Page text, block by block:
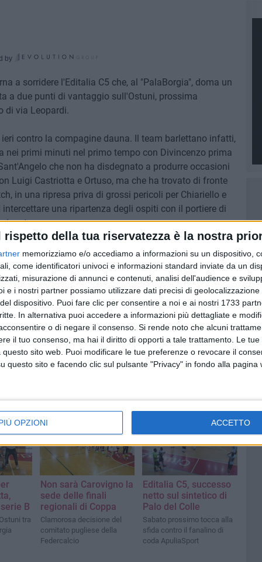
rispetto della tua riservatezza è la nostra
memorizziamo e/o accediamo a informazioni su un dispositivo,
come identificatori univoci e informazioni standard inviate da un
misurazione di annunci e contenuti, analisi dell'audience e
e i nostri partner possiamo utilizzare dati precisi di
dispositivo. Puoi fare clic per consentire a noi e ai nostri 1733
In alternativa puoi accedere a informazioni più dettagliate e
o di negare il consenso. Si rende noto che alcuni
il tuo consenso, ma hai il diritto di opporti a tale trattamento. Le
sito web. Puoi modificare le tue preferenze o revocare il
questo sito e facendo clic sul pulsante "Privacy" in fondo alla pagina
OPZIONI ACCETTO
by
a sorridere l'Editalia C5 che, al "PalaBorgia", doma un
a due punti di vantaggio sull'Ostuni, prossima
di via Leopardi.
contro la compagine dauna. Il team barlettano infatti,
nei primi minuti nel primo tempo con Divincenzo prima
che non ha disdegnato a produrre occasioni
Luigi Castriotta e Ortuso, ma che ha trovato di fronte
in una ripresa priva di grossi pericoli per Chiariello e
una ripartenza degli ospiti con il portiere di
in rete.
Ciccio Vaccariello, chiamati sabato al match secco dei
"PalaBorgia" alle ore 21.
B
tra
Non sarà Carovigno la
sede delle finali
regionali di Coppa
Clamorosa decisione del
comitato pugliese della
Federcalcio
Editalia C5, successo
netto sul sintetico di
Palo del Colle
Sabato prossimo tocca alla
sfida contro il fanalino di
coda ApuliaSport